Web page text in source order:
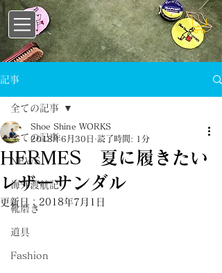
記事
全ての記事
NEWS
海外渡航記
靴磨き
道具
Fashion
全ての記事
HERMES 夏に履きたい
レザーサンダル
Shoe Shine WORKS
2018年6月30日 読了時間: 1分
更新日： 2018年7月1日